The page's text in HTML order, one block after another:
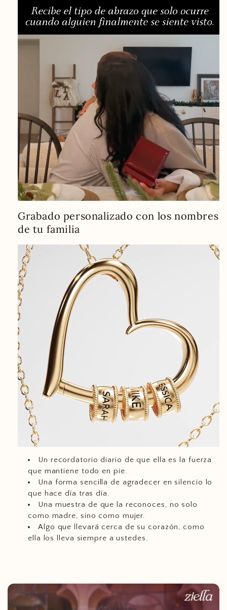
Grabado personalizado con los nombres
de tu familia
Un recordatorio diario de que ella es la fuerza
que mantiene todo en pie.
Una forma sencilla de agradecer en silencio lo
que hace día tras día.
Una muestra de que la reconoces, no solo
como madre, sino como mujer.
Algo que llevará cerca de su corazón, como
ella los lleva siempre a ustedes.